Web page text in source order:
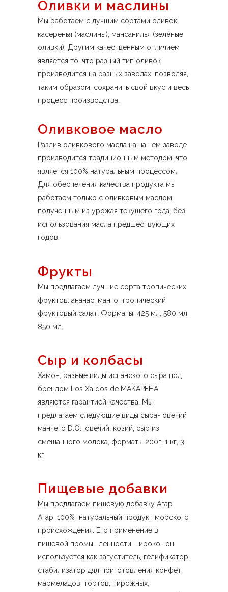
Оливки и маслины
Мы работаем с лучшим сортами оливок:
касеренья (маслины), мансанилья (зелёные
оливки). Другим качественным отличием
является то, что разный тип оливок
производится на разных заводах, позволяя,
таким образом, сохранить свой вкус и весь
процесс производства.
Оливковое масло
Разлив оливкового масла на нашем заводе
производится традиционным методом, что
является 100% натуральным процессом.
Для обеспечения качества продукта мы
работаем только с оливковым маслом,
полученным из урожая текущего года, без
использования масла предшествующих
годов.
Фрукты
Мы предлагаем лучшие сорта тропических
фруктов: ананас, манго, тропический
фруктовый салат. Форматы: 425 мл, 580 мл,
850 мл.
Сыр и колбасы
Хамон, разные виды испанского сыра под
брендом Los Xaldos de MAKAPEHA
являются гарантией качества. Мы
предлагаем следующие виды сыра- овечий
манчего D.O., овечий, козий, сыр из
смешанного молока, форматы 200г, 1 кг, 3
кг
Пищевые добавки
Мы предлагаем пищевую добавку Агар
Агар, 100% натуральный продукт морского
происхождения. Его применение в
пищевой промышленности широко- он
используется как загуститель, гелификатор,
стабилизатор дял приготовления конфет,
мармеладов, тортов, пирожных,